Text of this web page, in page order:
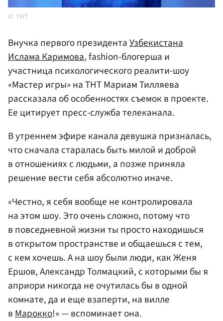
ТНТ
Внучка первого президентаУзбекистана
Ислама Каримова, fashion-блогерша и
участница психологического реалити-шоу
«Мастер игры» на ТНТ Мариам Тилляева
рассказала об особенностях съемок в проекте.
Ее цитирует пресс-служба телеканала.
В утреннем эфире канала девушка призналась,
что сначала старалась быть милой и доброй
в отношениях с людьми, а позже приняла
решение вести себя абсолютно иначе.
«Честно, я себя вообще не контролировала
на этом шоу. Это очень сложно, потому что
в повседневной жизни ты просто находишься
в открытом пространстве и общаешься с тем,
с кем хочешь. А на шоу были люди, как Женя
Ершов, Александр Толмацкий, с которыми бы я
априори никогда не очутилась бы в одной
комнате, да и еще взаперти, на вилле
в Марокко!» — вспоминает она.